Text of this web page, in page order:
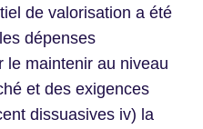
de valorisation a été
dépenses
le maintenir au niveau
et des exigences
dissuasives iv) la